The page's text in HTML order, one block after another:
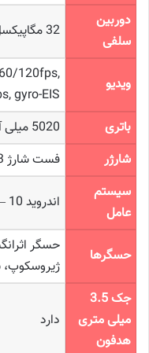
دوربین
سلفی
32 مگاپیکسل (لنز واید)
ویدیو
120fps,
gyro-EIS
باتری
5020 میلی آمپر ساعت
شارژر
فست شارژ 33 واتی
سیستم
عامل
اندروید 10 – MIUI 11
حسگرها
حسگر
جک 3.5
میلی متری
هدفون
دارد